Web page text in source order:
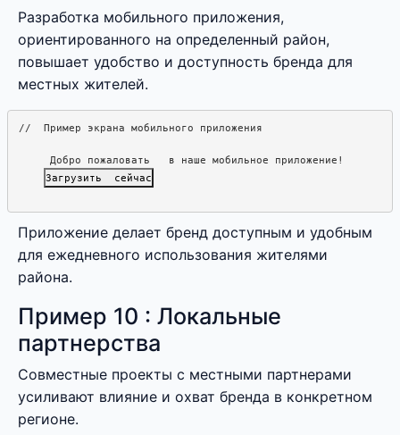
Разработка мобильного приложения,
ориентированного на определенный район,
повышает удобство и доступность бренда для
местных жителей.
Добро пожаловать   в наше мобильное приложение!
Загрузить  сейчас
Приложение делает бренд доступным и удобным
для ежедневного использования жителями
района.
Пример 10 : Локальные
партнерства
Совместные проекты с местными партнерами
усиливают влияние и охват бренда в конкретном
регионе.